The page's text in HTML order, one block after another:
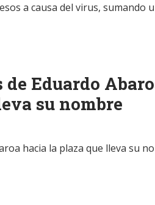
a causa del virus, sumando
Eduardo
su nombre
hacia la plaza que lleva su